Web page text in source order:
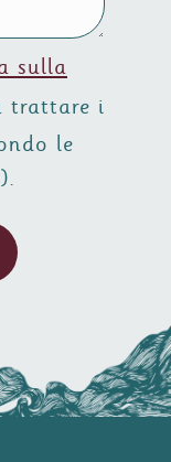
sulla
trattare i
le